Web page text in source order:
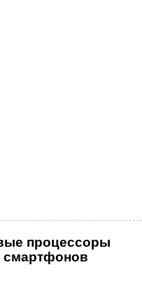
процессоры
смартфонов